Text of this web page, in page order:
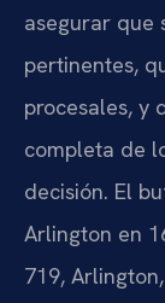
asegurar que
pertinentes,
procesales, y
completa de
decisión. El
Arlington en
719,